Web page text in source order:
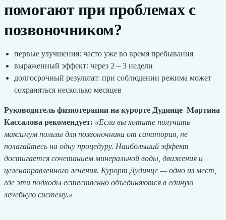
помогают при проблемах с
позвоночником?
первые улучшения: часто уже во время пребывания
выраженный эффект: через 2 – 3 недели
долгосрочный результат: при соблюдении режима может
сохраняться несколько месяцев
Руководитель физиотерапии на курорте Дудинце Мартина
Кассалова рекомендует: «Если вы хотите получить
максимум пользы для позвоночника от санатория, не
полагайтесь на одну процедуру. Наибольший эффект
достигается сочетанием минеральной воды, движения и
целенаправленного лечения. Курорт Дудинце — одно из мест,
где эти подходы естественно объединяются в единую
лечебную систему.»